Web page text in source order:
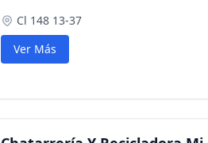
Cl 148 13-37
Ver Más